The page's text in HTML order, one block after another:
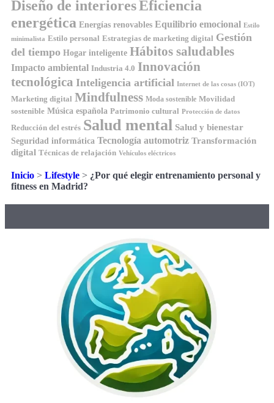
Diseño de interioresEficiencia
energética Energías renovables Equilibrio emocional Estilo
minimalista Estilo personal Estrategias de marketing digital Gestión
del tiempo Hogar inteligente Hábitos saludables
Impacto ambiental Industria 4.0 Innovación
tecnológica Inteligencia artificial Internet de las cosas (IOT)
Marketing digital Mindfulness Moda sostenible Movilidad
sostenible Música española Patrimonio cultural Protección de datos
Reducción del estrés Salud mental Salud y bienestar
Seguridad informática Tecnología automotriz Transformación
digital Técnicas de relajación Vehículos eléctricos
Inicio > Lifestyle > ¿Por qué elegir entrenamiento personal y
fitness en Madrid?